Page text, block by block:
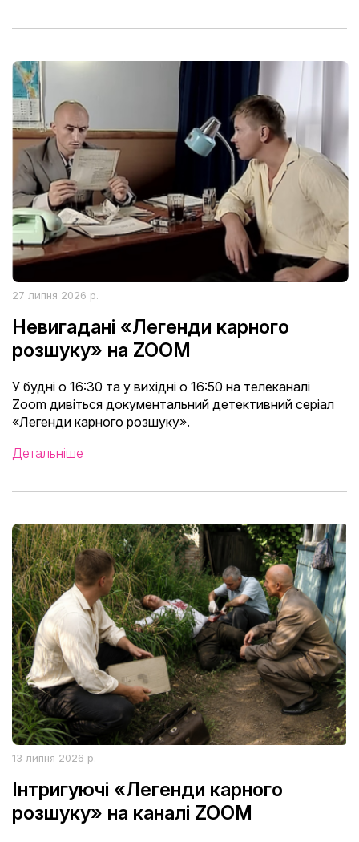
27 липня 2026 р.
Невигадані «Легенди карного
розшуку» на ZOOM
У будні о 16:30 та у вихідні о 16:50 на телеканалі
Zoom дивіться документальний детективний серіал
«Легенди карного розшуку».
Детальніше
13 липня 2026 р.
Інтригуючі «Легенди карного
розшуку» на каналі ZOOM